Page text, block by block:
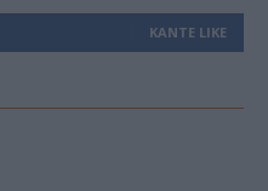
ΚΆΝΤΕ LIKE